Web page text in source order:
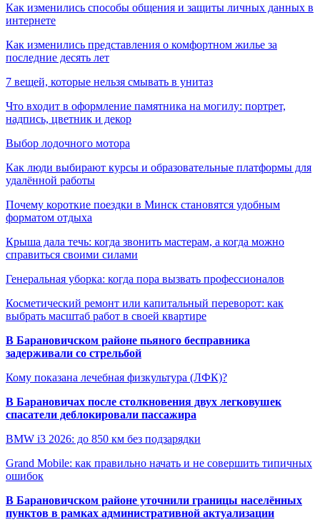
Как изменились способы общения и защиты личных данных в
интернете
Как изменились представления о комфортном жилье за
последние десять лет
7 вещей, которые нельзя смывать в унитаз
Что входит в оформление памятника на могилу: портрет,
надпись, цветник и декор
Выбор лодочного мотора
Как люди выбирают курсы и образовательные платформы для
удалённой работы
Почему короткие поездки в Минск становятся удобным
форматом отдыха
Крыша дала течь: когда звонить мастерам, а когда можно
справиться своими силами
Генеральная уборка: когда пора вызвать профессионалов
Косметический ремонт или капитальный переворот: как
выбрать масштаб работ в своей квартире
В Барановичском районе пьяного бесправника
задерживали со стрельбой
Кому показана лечебная физкультура (ЛФК)?
В Барановичах после столкновения двух легковушек
спасатели деблокировали пассажира
BMW i3 2026: до 850 км без подзарядки
Grand Mobile: как правильно начать и не совершить типичных
ошибок
В Барановичском районе уточнили границы населённых
пунктов в рамках административной актуализации